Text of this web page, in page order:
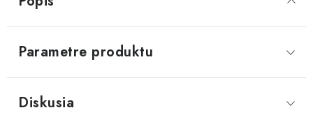
Parametre produktu
Diskusia